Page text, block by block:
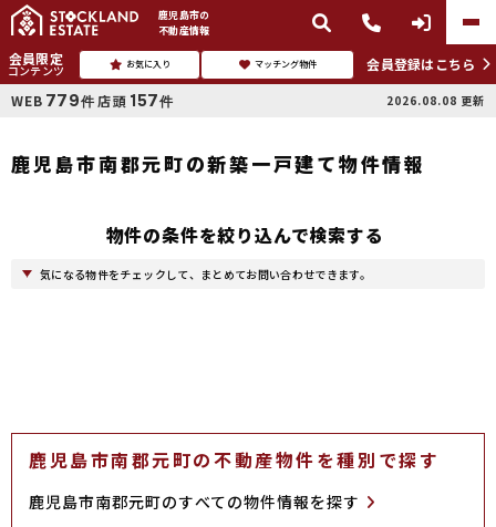
鹿児島市の
不動産情報
会員限定
コンテンツ お気に入り マッチング物件
会員登録はこちら
WEB 779件 店頭 157件 2026.08.08 更新
鹿児島市南郡元町の新築一戸建て物件情報
物件の条件を絞り込んで検索する
気になる物件をチェックして、まとめてお問い合わせできます。
鹿児島市南郡元町の不動産物件を種別で探す
鹿児島市南郡元町のすべての物件情報を探す